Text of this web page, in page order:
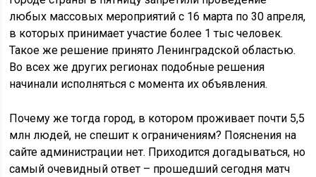
любых массовых мероприятий с 16 марта по 30 апреля,
в которых принимает участие более 1 тыс человек.
Такое же решение принято Ленинградской областью.
Во всех же других регионах подобные решения
начинали исполняться с момента их объявления.
Почему же тогда город, в котором проживает почти 5,5
млн людей, не спешит к ограничениям? Пояснения на
сайте администрации нет. Приходится догадываться, но
самый очевидный ответ – прошедший сегодня матч